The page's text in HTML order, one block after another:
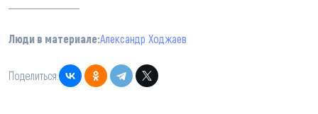
Люди в материале:Александр Ходжаев
Поделиться: